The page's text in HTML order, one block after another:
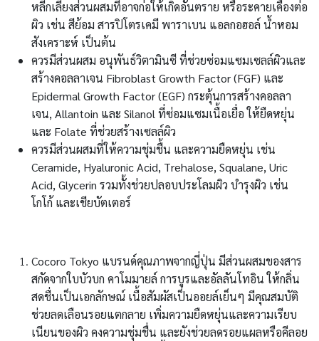
หลีกเลี่ยงส่วนผสมที่อาจก่อให้เกิดอันตราย หรือระคายเคืองต่อ
ผิว เช่น สีย้อม สารปิโตรเคมี พาราเบน แอลกอฮอล์ น้ำหอม
สังเคราะห์ เป็นต้น
ควรมีส่วนผสม อนุพันธ์วิตามินซี ที่ช่วยซ่อมแซมเซลล์ผิวและ
สร้างคอลลาเจน Fibroblast Growth Factor (FGF) และ
Epidermal Growth Factor (EGF) กระตุ้นการสร้างคอลลา
เจน, Allantoin และ Silanol ที่ซ่อมแซมเนื้อเยื่อ ให้ยืดหยุ่น
และ Folate ที่ช่วยสร้างเซลล์ผิว
ควรมีส่วนผสมที่ให้ความชุ่มชื้น และความยืดหยุ่น เช่น
Ceramide, Hyaluronic Acid, Trehalose, Squalane, Uric
Acid, Glycerin รวมทั้งช่วยปลอบประโลมผิว บำรุงผิว เช่น
โกโก้ และเชียบัตเตอร์
Cocoro Tokyo แบรนด์คุณภาพจากญี่ปุ่น มีส่วนผสมของสาร
สกัดจากใบบัวบก คาโมมายล์ การบูรและอัลลันโทอิน ให้กลิ่น
สดชื่นเป็นเอกลักษณ์ เนื้อสัมผัสเป็นออยล์เย็นๆ มีคุณสมบัติ
ช่วยลดเลือนรอยแตกลาย เพิ่มความยืดหยุ่นและความเรียบ
เนียนของผิว คงความชุ่มชื่น และยังช่วยลดรอยแผลหรือคีลอย